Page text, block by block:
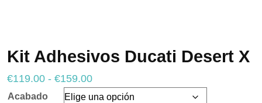
Kit Adhesivos Ducati Desert X
€119.00 - €159.00Rango
de
Acabado
Estas
cookies no